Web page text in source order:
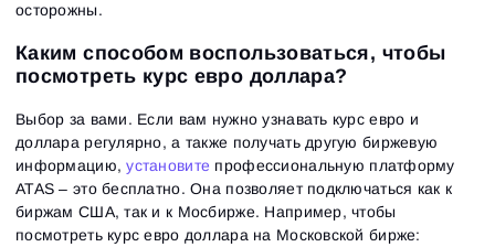
осторожны.
Каким способом воспользоваться, чтобы
посмотреть курс евро доллара?
Выбор за вами. Если вам нужно узнавать курс евро и
доллара регулярно, а также получать другую биржевую
информацию,установите профессиональную платформу
ATAS – это бесплатно. Она позволяет подключаться как к
биржам США, так и к Мосбирже. Например, чтобы
посмотреть курс евро доллара на Московской бирже: